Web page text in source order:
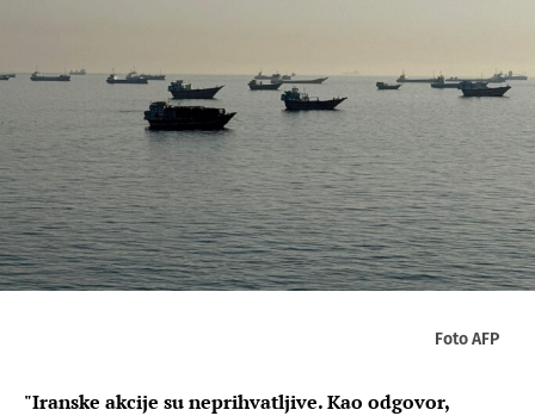
Foto AFP
"Iranske akcije su neprihvatljive. Kao odgovor,